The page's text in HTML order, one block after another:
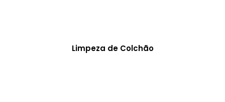
Limpeza de Colchão